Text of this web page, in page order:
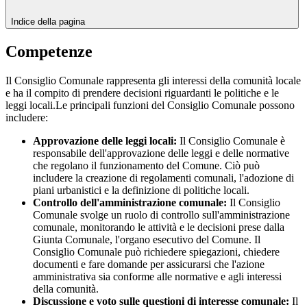
Indice della pagina
Competenze
Il Consiglio Comunale rappresenta gli interessi della comunità locale
e ha il compito di prendere decisioni riguardanti le politiche e le
leggi locali.Le principali funzioni del Consiglio Comunale possono
includere:
Approvazione delle leggi locali: Il Consiglio Comunale è
responsabile dell'approvazione delle leggi e delle normative
che regolano il funzionamento del Comune. Ciò può
includere la creazione di regolamenti comunali, l'adozione di
piani urbanistici e la definizione di politiche locali.
Controllo dell'amministrazione comunale: Il Consiglio
Comunale svolge un ruolo di controllo sull'amministrazione
comunale, monitorando le attività e le decisioni prese dalla
Giunta Comunale, l'organo esecutivo del Comune. Il
Consiglio Comunale può richiedere spiegazioni, chiedere
documenti e fare domande per assicurarsi che l'azione
amministrativa sia conforme alle normative e agli interessi
della comunità.
Discussione e voto sulle questioni di interesse comunale: Il